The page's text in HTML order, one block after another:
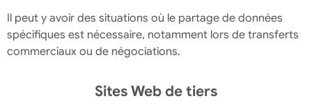
Il peut y avoir des situations où le partage de données
spécifiques est nécessaire, notamment lors de transferts
commerciaux ou de négociations.
Sites Web de tiers